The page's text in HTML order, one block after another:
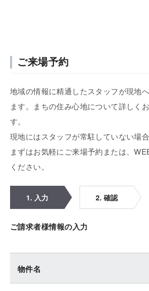
ご来場予約
地域の情報に精通したスタッフが現地
ます。まちの住み心地について詳しく
す。
現地にはスタッフが常駐していない場
まずはお気軽にご来場予約または、
ください。
1. 入力 2. 確認
ご請求者様情報の入力
物件名